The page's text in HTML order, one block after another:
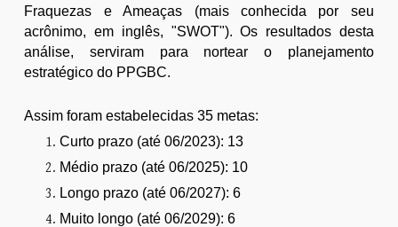
Fraquezas e Ameaças (mais conhecida por seu
acrônimo, em inglês, "SWOT"). Os resultados desta
análise, serviram para nortear o planejamento
estratégico do PPGBC.
Assim foram estabelecidas 35 metas:
Curto prazo (até 06/2023): 13
Médio prazo (até 06/2025): 10
Longo prazo (até 06/2027): 6
Muito longo (até 06/2029): 6